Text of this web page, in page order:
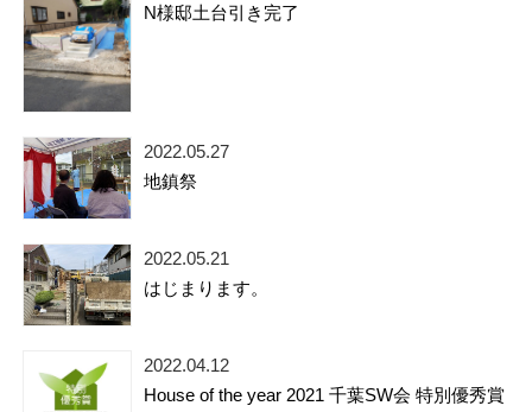
N様邸土台引き完了
2022.05.27
地鎮祭
2022.05.21
はじまります。
2022.04.12
House of the year 2021 千葉SW会 特別優秀賞